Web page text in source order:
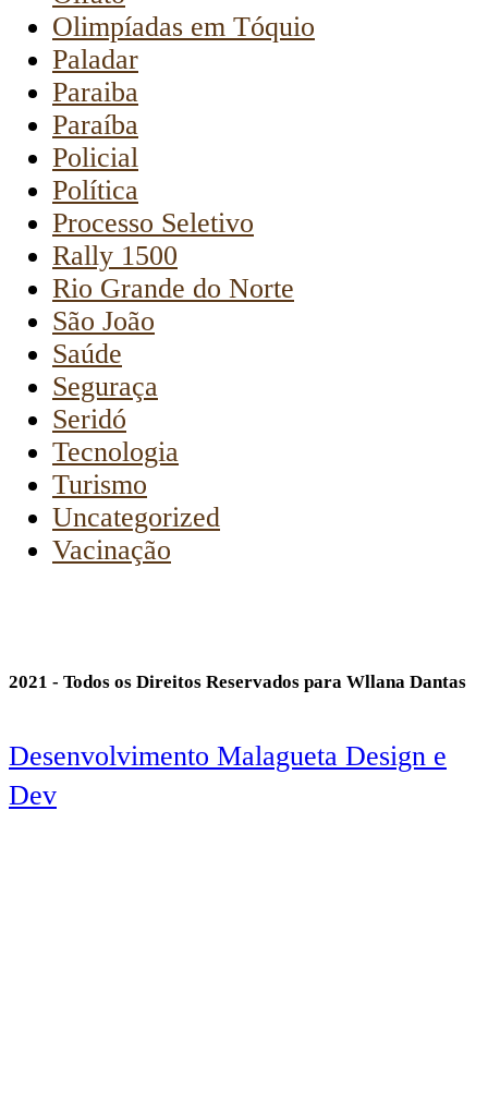
Olimpíadas em Tóquio
Paladar
Paraiba
Paraíba
Policial
Política
Processo Seletivo
Rally 1500
Rio Grande do Norte
São João
Saúde
Seguraça
Seridó
Tecnologia
Turismo
Uncategorized
Vacinação
2021 - Todos os Direitos Reservados para Wllana Dantas
Desenvolvimento Malagueta Design e
Dev